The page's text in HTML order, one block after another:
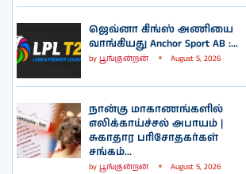
ஜெவ்னா கிங்ஸ் அணியை
வாங்கியது Anchor Sport AB :...
by பூங்குன்றன் August 5, 2026
நான்கு மாகாணங்களில்
எலிக்காய்ச்சல் அபாயம் |
சுகாதார பரிசோதகர்கள்
சங்கம்...
by பூங்குன்றன் August 5, 2026